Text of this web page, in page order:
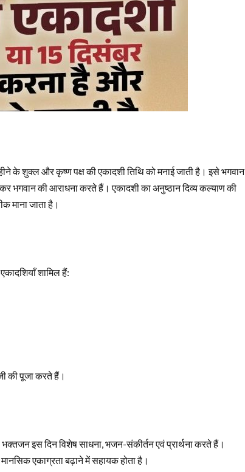
के शुक्ल और कृष्ण पक्ष की एकादशी तिथि को मनाई जाती है। इसे भगवान
भगवान की आराधना करते हैं। एकादशी का अनुष्ठान दिव्य कल्याण की
माना जाता है।
शामिल हैं:
की पूजा करते हैं।
इस दिन विशेष साधना, भजन-संकीर्तन एवं प्रार्थना करते हैं।
एकाग्रता बढ़ाने में सहायक होता है।